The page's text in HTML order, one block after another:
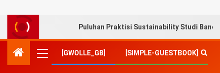
Puluhan Praktisi Sustainability Studi
[GWOLLE_GB] [SIMPLE-GUESTBOOK]